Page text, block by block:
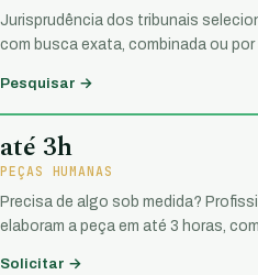
Jurisprudência dos tribunais
com busca exata, combinada ou por
Pesquisar →
até 3h
PEÇAS HUMANAS
Precisa de algo sob medida?
elaboram a peça em até 3 horas,
Solicitar →